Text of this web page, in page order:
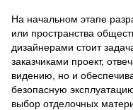
На начальном этапе
или пространства
дизайнерами стоит
заказчиками проект,
видению, но и
безопасную
выбор отделочных